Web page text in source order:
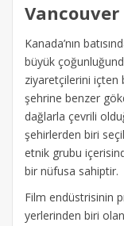
Vancouver
Kanada’nın
büyük
ziyaretçilerini içten
şehrine benzer
dağlarla çevrili
şehirlerden biri
etnik grubu
bir nüfusa sahiptir.
Film endüstrisinin
yerlerinden biri